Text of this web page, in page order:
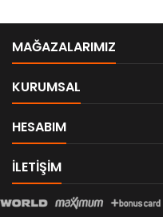
MAĞAZALARIMIZ
KURUMSAL
HESABIM
ILETIŞIM